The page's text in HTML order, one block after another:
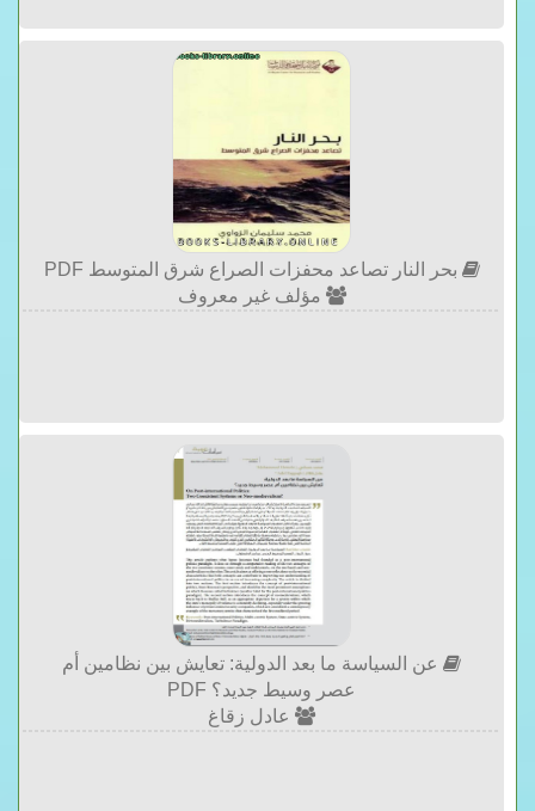
بحر النار تصاعد محفزات الصراع شرق المتوسط PDF
مؤلف غير معروف
عن السياسة ما بعد الدولية: تعايش بين نظامين أم
عصر وسيط جديد؟ PDF
عادل زقاغ